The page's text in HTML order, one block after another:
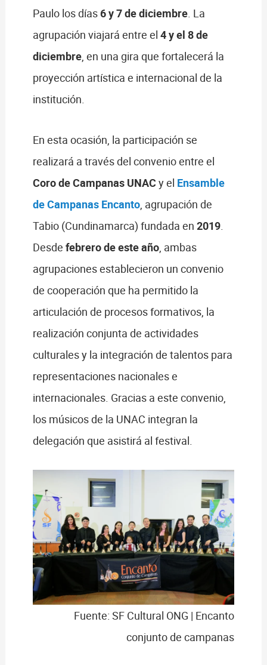
Paulo los días6 y 7 de diciembre. La
agrupación viajará entre el 4 y el 8 de
diciembre, en una gira que fortalecerá la
proyección artística e internacional de la
institución.
En esta ocasión, la participación se
realizará a través del convenio entre el
Coro de Campanas UNAC y el Ensamble
de Campanas Encanto, agrupación de
Tabio (Cundinamarca) fundada en 2019.
Desde febrero de este año, ambas
agrupaciones establecieron un convenio
de cooperación que ha permitido la
articulación de procesos formativos, la
realización conjunta de actividades
culturales y la integración de talentos para
representaciones nacionales e
internacionales. Gracias a este convenio,
los músicos de la UNAC integran la
delegación que asistirá al festival.
Fuente: SF Cultural ONG | Encanto
conjunto de campanas